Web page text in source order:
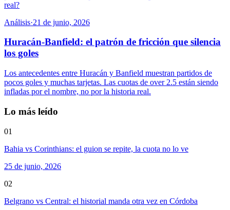
real?
Análisis·21 de junio, 2026
Huracán-Banfield: el patrón de fricción que silencia
los goles
Los antecedentes entre Huracán y Banfield muestran partidos de
pocos goles y muchas tarjetas. Las cuotas de over 2.5 están siendo
infladas por el nombre, no por la historia real.
Lo más leído
01
Bahia vs Corinthians: el guion se repite, la cuota no lo ve
25 de junio, 2026
02
Belgrano vs Central: el historial manda otra vez en Córdoba